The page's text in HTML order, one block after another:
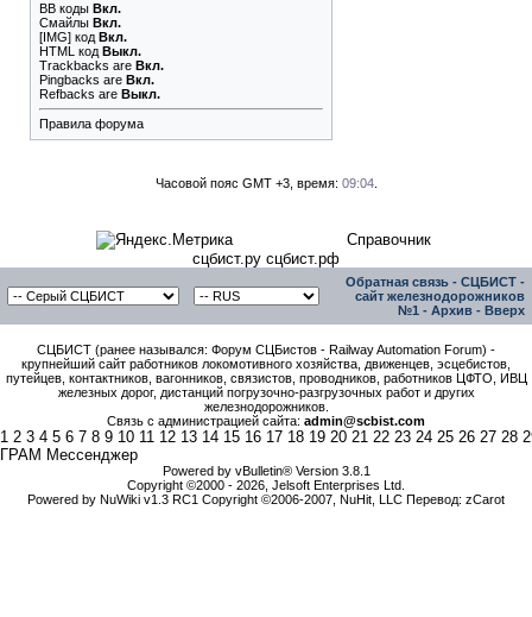
BB коды Вкл.
Смайлы Вкл.
[IMG] код Вкл.
HTML код Выкл.
Trackbacks are Вкл.
Pingbacks are Вкл.
Refbacks are Выкл.
Правила форума
Часовой пояс GMT +3, время: 09:04.
Справочник
сцбист.ру сцбист.рф
Обратная связь - СЦБИСТ -
сайт железнодорожников
№1 - Архив - Вверх
СЦБИСТ (ранее назывался: Форум СЦБистов - Railway Automation Forum) -
крупнейший сайт работников локомотивного хозяйства, движенцев, эсцебистов,
путейцев, контактников, вагонников, связистов, проводников, работников ЦФТО, ИВЦ
железных дорог, дистанций погрузочно-разгрузочных работ и других
железнодорожников.
Связь с администрацией сайта: admin@scbist.com
1 2 3 4 5 6 7 8 9 10 11 12 13 14 15 16 17 18 19 20 21 22 23 24 25 26 27 28
ГРАМ Мессенджер
Powered by vBulletin® Version 3.8.1
Copyright ©2000 - 2026, Jelsoft Enterprises Ltd.
Powered by NuWiki v1.3 RC1 Copyright ©2006-2007, NuHit, LLC Перевод: zCarot